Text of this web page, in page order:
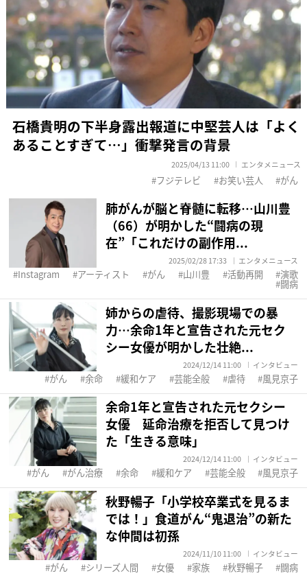
石橋貴明の下半身露出報道に中堅芸人は「よく
あることすぎて…」衝撃発言の背景
2025/04/13 11:00 エンタメニュース
フジテレビ お笑い芸人 がん
肺がんが脳と脊髄に転移…山川豊
（66）が明かした“闘病の現
在”「これだけの副作用...
2025/02/28 17:33 エンタメニュース
Instagram アーティスト がん 山川豊 活動再開 演歌
闘病
姉からの虐待、撮影現場での暴
力…余命1年と宣告された元セク
シー女優が明かした壮絶...
2024/12/14 11:00 インタビュー
がん 余命 緩和ケア 芸能全般 虐待 風見京子
余命1年と宣告された元セクシー
女優 延命治療を拒否して見つけ
た「生きる意味」
2024/12/14 11:00 インタビュー
がん がん治療 余命 緩和ケア 芸能全般 風見京子
秋野暢子「小学校卒業式を見るま
では！」食道がん“鬼退治”の新た
な仲間は初孫
2024/11/10 11:00 インタビュー
がん シリーズ人間 女優 家族 秋野暢子 闘病